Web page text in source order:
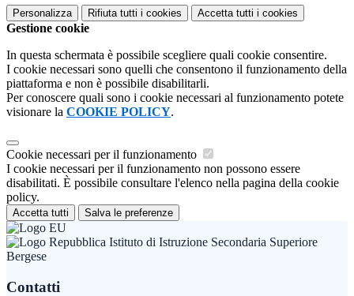
Personalizza Rifiuta tutti i cookies Accetta tutti i cookies
Gestione cookie
In questa schermata è possibile scegliere quali cookie consentire.
I cookie necessari sono quelli che consentono il funzionamento della
piattaforma e non è possibile disabilitarli.
Per conoscere quali sono i cookie necessari al funzionamento potete
visionare la COOKIE POLICY.
Cookie necessari per il funzionamento
I cookie necessari per il funzionamento non possono essere
disabilitati. È possibile consultare l'elenco nella pagina della cookie
policy.
Accetta tutti Salva le preferenze
Istituto di Istruzione Secondaria Superiore
Bergese
Contatti